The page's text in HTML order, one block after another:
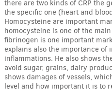
there are two kinds of CRP the
the specific one (heart and
Homocysteine are important
homocysteine is one of the
fibrinogen is one important
explains also the importance
inflammations. He also shows
avoid sugar, grains, dairy
shows damages of vessels,
level and how important it is to